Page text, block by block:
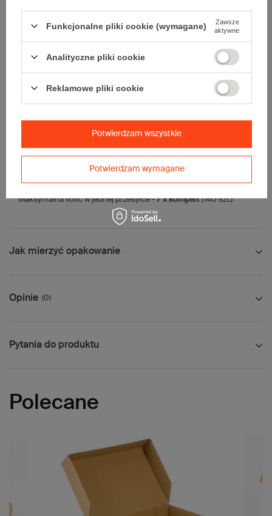
• kolor:Szary
• typ fefco:F0759
• składanie:Automatyczne
• Pocztex S
Maksymalna ilość w jednej przesyłce -7 x komplet(140 szt.)
Jak mierzyć opakowanie
Opinie (0)
Pytania do produktu
Polecane
Funkcjonalne pliki cookie (wymagane)
Zawsze
aktywne
Analityczne pliki cookie
Reklamowe pliki cookie
Potwierdzam wymagane
Potwierdzam wszystkie